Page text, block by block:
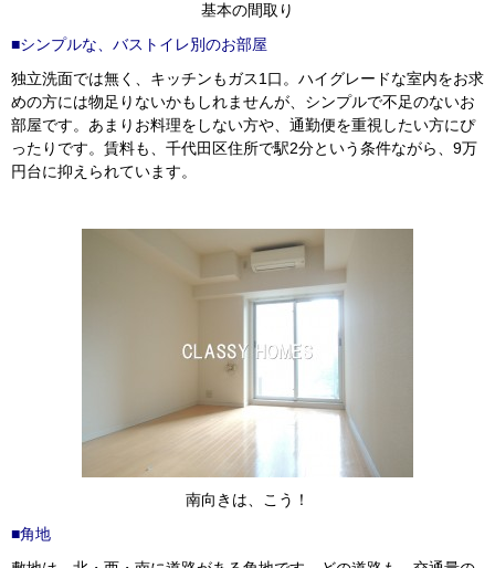
基本の間取り
■シンプルな、バストイレ別のお部屋
独立洗面では無く、キッチンもガス1口。ハイグレードな室内をお求
めの方には物足りないかもしれませんが、シンプルで不足のないお
部屋です。あまりお料理をしない方や、通勤便を重視したい方にぴ
ったりです。賃料も、千代田区住所で駅2分という条件ながら、9万
円台に抑えられています。
南向きは、こう！
■角地